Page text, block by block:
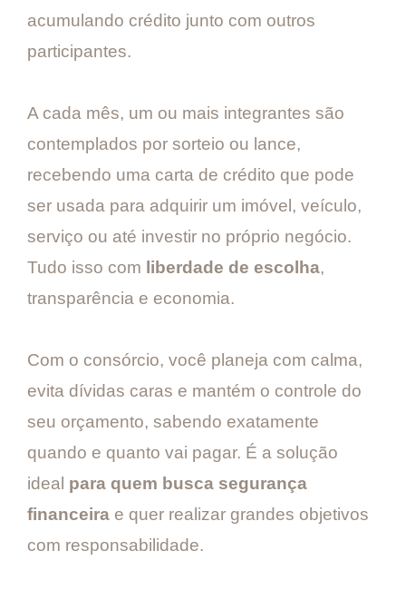
acumulando crédito junto com outros
participantes.
A cada mês, um ou mais integrantes são
contemplados por sorteio ou lance,
recebendo uma carta de crédito que pode
ser usada para adquirir um imóvel, veículo,
serviço ou até investir no próprio negócio.
Tudo isso com liberdade de escolha,
transparência e economia.
Com o consórcio, você planeja com calma,
evita dívidas caras e mantém o controle do
seu orçamento, sabendo exatamente
quando e quanto vai pagar. É a solução
ideal para quem busca segurança
financeira e quer realizar grandes objetivos
com responsabilidade.